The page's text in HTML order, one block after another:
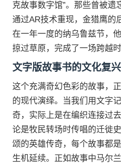
克故事数字馆”。那些曾被遗
通过AR技术重现，金猎鹰的
在一年一度的纳乌鲁兹节，
掠过草原，完成了一场跨越
文字版故事书的文化复兴
这个充满奇幻色彩的故事，
的现代演绎。当我们用文字
奇，实际上是在编织连接过
论是牧民转场时传唱的迁徙
颂的英雄传奇，每个故事都
生机延续。正如故事中马尔